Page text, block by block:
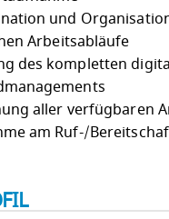
und
Arbeitsabläufe
des kompletten
aller verfügbaren
am Ruf-/